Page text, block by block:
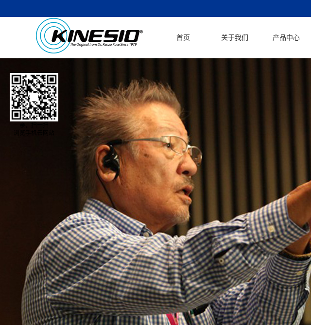
首页 关于我们 产品中心